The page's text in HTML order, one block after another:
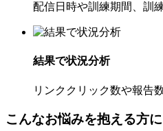
配信日時や訓練期間、訓
結果で状況分析
リンククリック数や報告
こんなお悩みを抱える方